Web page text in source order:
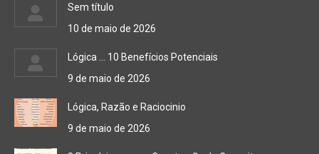
Sem título
10 de maio de 2026
Lógica … 10 Benefícios Potenciais
9 de maio de 2026
Lógica, Razão e Raciocinio
9 de maio de 2026